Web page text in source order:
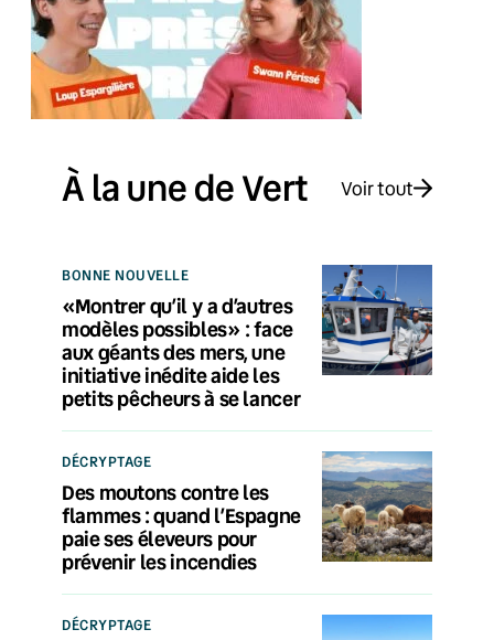
À la une de Vert Voir tout
BONNE NOUVELLE
«Montrer qu’il y a d’autres
modèles possibles» : face
aux géants des mers, une
initiative inédite aide les
petits pêcheurs à se lancer
DÉCRYPTAGE
Des moutons contre les
flammes : quand l’Espagne
paie ses éleveurs pour
prévenir les incendies
DÉCRYPTAGE